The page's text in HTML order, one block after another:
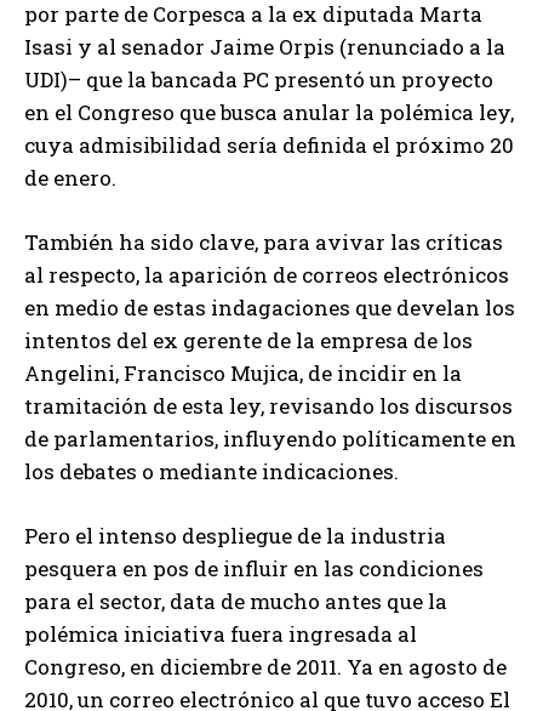
por parte de Corpesca a la ex diputada Marta
Isasi y al senador Jaime Orpis (renunciado a la
UDI)– que la bancada PC presentó un proyecto
en el Congreso que busca anular la polémica ley,
cuya admisibilidad sería definida el próximo 20
de enero.
También ha sido clave, para avivar las críticas
al respecto, la aparición de correos electrónicos
en medio de estas indagaciones que develan los
intentos del ex gerente de la empresa de los
Angelini, Francisco Mujica, de incidir en la
tramitación de esta ley, revisando los discursos
de parlamentarios, influyendo políticamente en
los debates o mediante indicaciones.
Pero el intenso despliegue de la industria
pesquera en pos de influir en las condiciones
para el sector, data de mucho antes que la
polémica iniciativa fuera ingresada al
Congreso, en diciembre de 2011. Ya en agosto de
2010, un correo electrónico al que tuvo acceso El